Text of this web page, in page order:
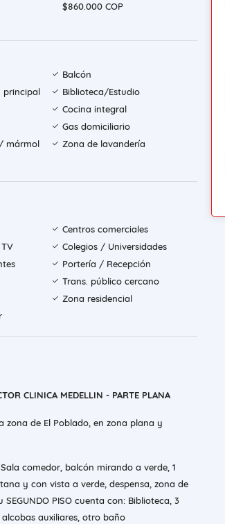
$860.000 COP
Balcón
principal
Biblioteca/Estudio
Cocina integral
Gas domiciliario
mármol
Zona de lavandería
Centros comerciales
Colegios / Universidades
Portería / Recepción
Trans. público cercano
Zona residencial
CLINICA MEDELLIN - PARTE PLANA
de El Poblado, en zona plana y
comedor, balcón mirando a verde, 1
y con vista a verde, despensa, zona de
PISO cuenta con: Biblioteca, 3
auxiliares, otro baño